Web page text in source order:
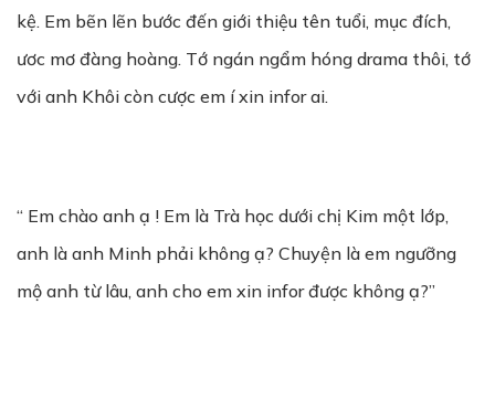
kệ. Em bẽn lẽn bước đến giới thiệu tên tuổi, mục đích,
ươc mơ đàng hoàng. Tớ ngán ngẩm hóng drama thôi, tớ
với anh Khôi còn cược em í xin infor ai.
“ Em chào anh ạ ! Em là Trà học dưới chị Kim một lớp,
anh là anh Minh phải không ạ? Chuyện là em ngưỡng
mộ anh từ lâu, anh cho em xin infor được không ạ?”